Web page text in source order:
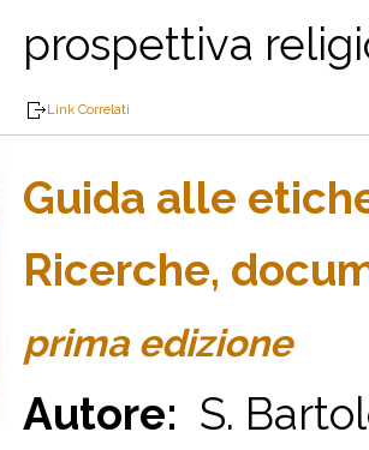
prospettiva
Link Correlati
Guida alle
Ricerche,
prima edizione
Autore: S.